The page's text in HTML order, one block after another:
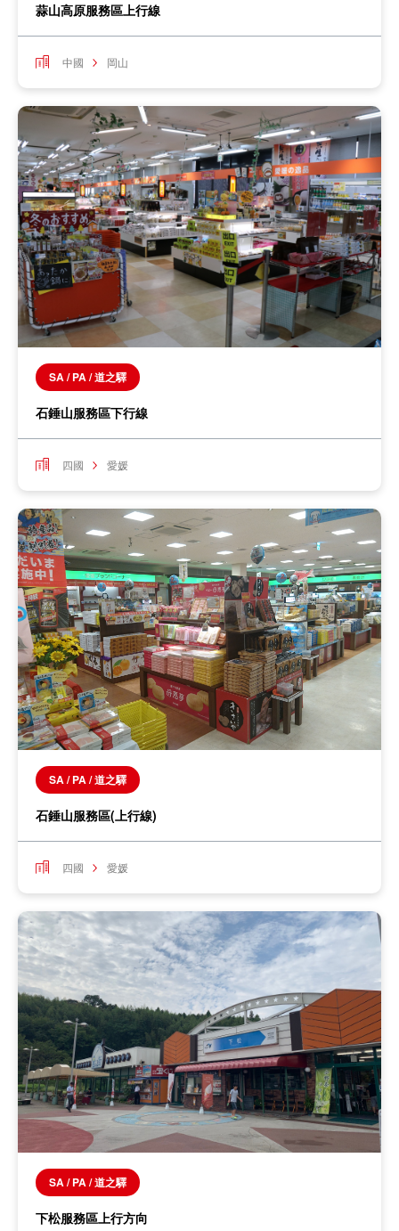
蒜山高原服務區上行線
中國 岡山
SA / PA / 道之驛
石錘山服務區下行線
四國 愛媛
SA / PA / 道之驛
石錘山服務區(上行線)
四國 愛媛
SA / PA / 道之驛
下松服務區上行方向